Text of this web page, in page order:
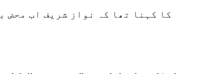
کا کہنا تھا کہ نواز شریف اب محض